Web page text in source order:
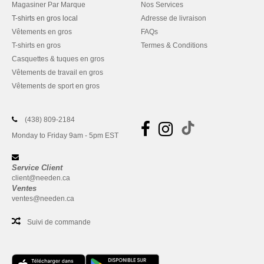
Magasiner Par Marque
T-shirts en gros local
Vêtements en gros
T-shirts en gros
Casquettes & tuques en gros
Vêtements de travail en gros
Vêtements de sport en gros
Nos Services
Adresse de livraison
FAQs
Termes & Conditions
(438) 809-2184
Monday to Friday 9am - 5pm EST
Service Client
client@needen.ca
Ventes
ventes@needen.ca
Suivi de commande